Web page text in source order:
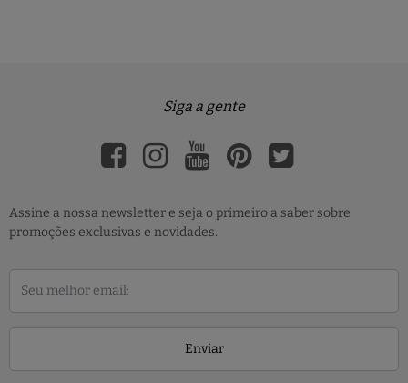
Siga a gente
Assine a nossa newsletter e seja o primeiro a saber sobre
promoções exclusivas e novidades.
Enviar